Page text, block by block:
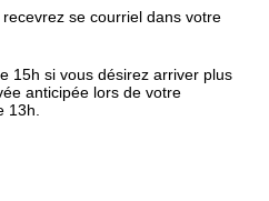
se courriel dans votre
15h si vous désirez arriver plus
anticipée lors de votre
13h.